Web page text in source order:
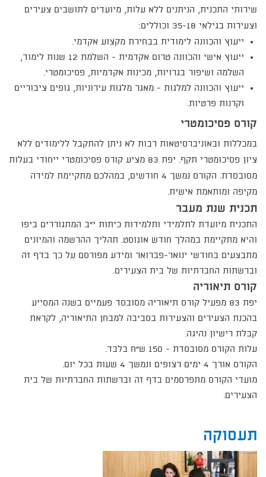
שירותי התכנית, הניתנים ללא עלות, מיועדים לתושבים צעירים
וצעירות בגילאי 35-18 וכוללים:
ייעוץ והכוונה לימודית בבחירת מקצוע אקדמי.
ייעוץ אישי והכוונה טרום אקדמית - השלמת 12 שנות לימוד,
השלמה ושיפור בגרויות, מכינות אקדמיות, פסיכומטרי.
ייעוץ והכוונה למלגות - מאגר מלגות עירוניות, גופים ציבוריים
וקרנות פרטיות.
קורס פסיכומטרי
במכללות ובאוניברסיטאות רבות לא ניתן להתקבל ללימודים ללא
ציון פסיכומטרי תקף. יפת 83 מציע קורס פסיכומטרי ייחודי בעלות
מסובסדת. הקורס נמשך 4 חודשים, במהלכם מתקיימת למידה
מקיפה ומותאמת אישית.​​
תכנית שנת מעבר
התכנית מיועדת לתלמידי ותלמידות כיתות י"ב המתגוררים ביפו
והיא מתקיימת במהלך חודש אוגוסט. תהליך ההרשמה והמיונים
מתבצעים בחודשי ינואר-פברואר ומידע מפורסם על כך בדף זה
וברשתות החברתיות של בית הצעירים.
קורס תיאוריה
יפת 83 מפעיל קורס תיאוריה מסובסד פעמיים בשנה המסייע
בהכנת הצעירים והצעירות בסביבה למבחן התיאוריה, לקראת
קבלת רישיון נהיגה.
עלות הקורס מסובסדת - 150 ש"ח בלבד.
הקורס אורך 4 ימים רצופים ונמשך 4 שעות בכל יום.
מועדי הקורס מתפרסמים בדף זה וברשתות החברתיות של בית
הצעירים.​
תעסוקה